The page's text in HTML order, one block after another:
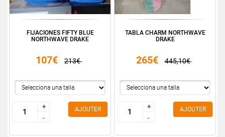
FIJACIONES FIFTY BLUE
NORTHWAVE DRAKE
107€ 213€
+
-
+
-
AJOUTER
TABLA CHARM NORTHWAVE
DRAKE
265€ 445,10€
+
-
+
-
AJOUTER